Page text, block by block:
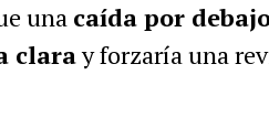
una caída por
claray forzaría una